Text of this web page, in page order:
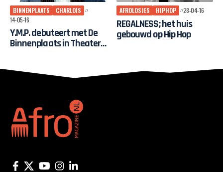
BINNENPLAATS
CHARLOIS
14-05-16
Y.M.P. debuteert met De
Binnenplaats in Theater
AFROLOSJES HIPHOP 28-04-16
REGALNESS; het huis
gebouwd op Hip Hop